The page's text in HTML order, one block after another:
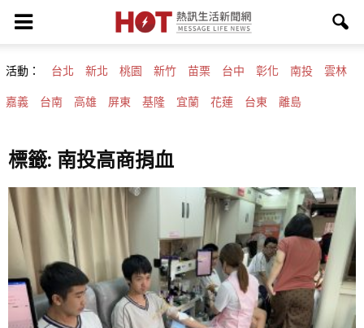
活動： 台北 新北 桃園 新竹 苗栗 台中 彰化 南投 雲林
嘉義 台南 高雄 屏東 基隆 宜蘭 花蓮 台東 離島
標籤: 南投高商捐血